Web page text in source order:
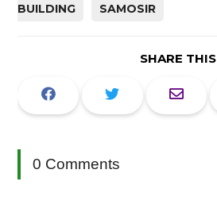
BUILDING
SAMOSIR
SHARE THIS
0 Comments